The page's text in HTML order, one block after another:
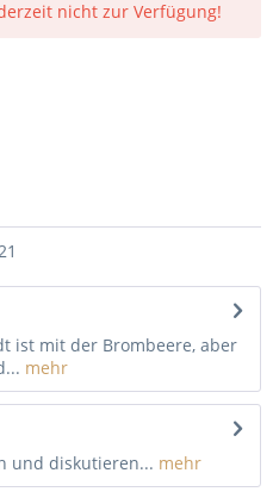
nicht zur Verfügung!
ist mit der Brombeere, aber
mehr
und diskutieren... mehr